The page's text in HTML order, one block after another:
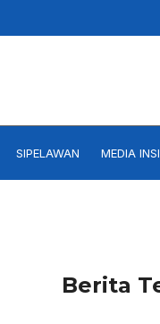
SIPELAWAN MEDIA
Berita